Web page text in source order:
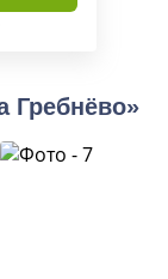
Гребнёво»